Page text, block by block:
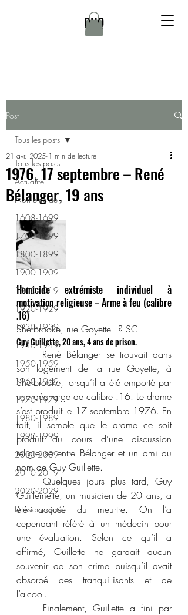
DHQ
Post
Tous les posts
Actualité
Non élucidé
1608-1699
1700-1799
1800-1899
1900-1909
1910-1919
1920-1929
1930-1939
1940-1949
1950-1959
1960-1969
1970-1979
1980-1989
1990-1999
2000-2009
2010-2019
2020-2029
Dossiers rejetés
Tous les posts
1976, 17 septembre – René
Bélanger, 19 ans
21 avr. 2025 1 min de lecture
Homicide extrémiste individuel à
motivation religieuse – Arme à feu (calibre
.16)
Sherbrooke, rue Goyette - ? SC
Guy Guillette, 20 ans, 4 ans de prison.
son logement de la rue Goyette, à
Sherbrooke, lorsqu’il a été emporté par
une décharge de calibre .16. Le drame
s’est produit le 17 septembre 1976. En
fait, il semble que le drame ce soit
produit au cours d’une discussion
religieuse entre Bélanger et un ami du
nom de Guy Guillette.
Guillemette, un musicien de 20 ans, a
été accusé du meurtre. On l’a
cependant référé à un médecin pour
une évaluation. Selon ce qu’il a
affirmé, Guillette ne gardait aucun
souvenir de son crime puisqu’il avait
absorbé des tranquillisants et de
l’alcool.